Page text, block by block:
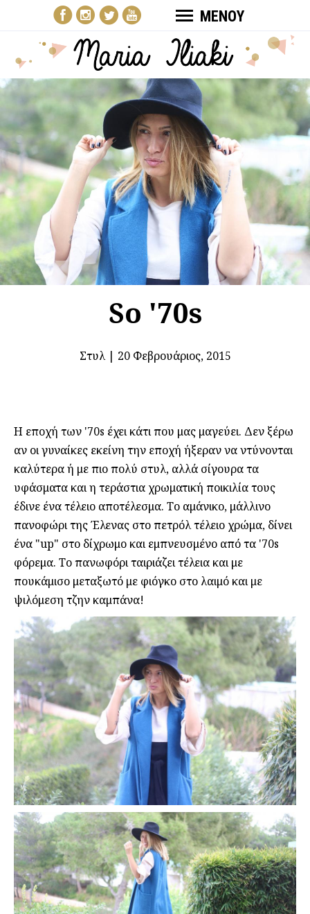
ΜΕΝΟΥ
So '70s
Στυλ| 20 Φεβρουάριος, 2015
Η εποχή των '70s έχει κάτι που μας μαγεύει. Δεν ξέρω
αν οι γυναίκες εκείνη την εποχή ήξεραν να ντύνονται
καλύτερα ή με πιο πολύ στυλ, αλλά σίγουρα τα
υφάσματα και η τεράστια χρωματική ποικιλία τους
έδινε ένα τέλειο αποτέλεσμα. Το αμάνικο, μάλλινο
πανοφώρι της Έλενας στο πετρόλ τέλειο χρώμα, δίνει
ένα "up" στο δίχρωμο και εμπνευσμένο από τα '70s
φόρεμα. Το πανωφόρι ταιριάζει τέλεια και με
πουκάμισο μεταξωτό με φιόγκο στο λαιμό και με
ψιλόμεση τζην καμπάνα!